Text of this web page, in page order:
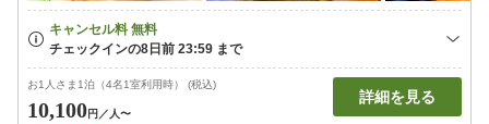
お1人さま1泊（4名1室利用時） (税込)
10,100円 ／人〜
詳細を見る